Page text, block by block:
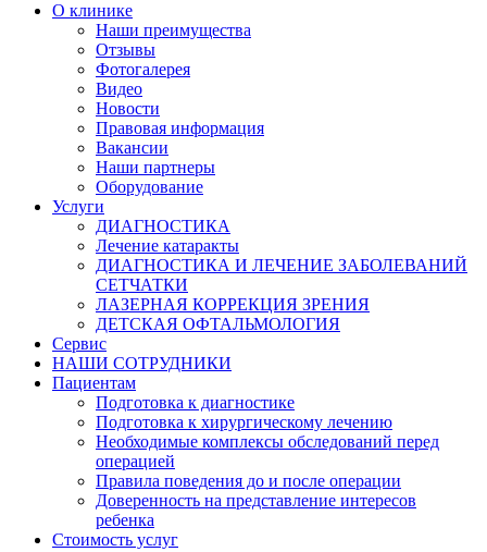
О клинике
Наши преимущества
Отзывы
Фотогалерея
Видео
Новости
Правовая информация
Вакансии
Наши партнеры
Оборудование
Услуги
ДИАГНОСТИКА
Лечение катаракты
ДИАГНОСТИКА И ЛЕЧЕНИЕ ЗАБОЛЕВАНИЙ
СЕТЧАТКИ
ЛАЗЕРНАЯ КОРРЕКЦИЯ ЗРЕНИЯ
ДЕТСКАЯ ОФТАЛЬМОЛОГИЯ
Сервис
НАШИ СОТРУДНИКИ
Пациентам
Подготовка к диагностике
Подготовка к хирургическому лечению
Необходимые комплексы обследований перед
операцией
Правила поведения до и после операции
Доверенность на представление интересов
ребенка
Стоимость услуг